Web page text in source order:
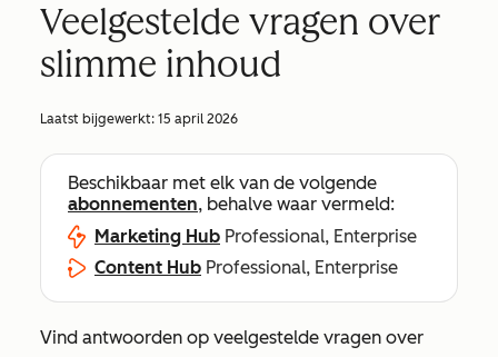
Veelgestelde vragen over
slimme inhoud
Laatst bijgewerkt: 15 april 2026
Beschikbaar met elk van de volgende
abonnementen, behalve waar vermeld:
Marketing Hub Professional, Enterprise
Content Hub Professional, Enterprise
Vind antwoorden op veelgestelde vragen over